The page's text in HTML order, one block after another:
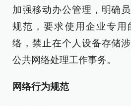
加强移动办公管理，明确
规范，要求使用企业专用
络，禁止在个人设备存储
公共网络处理工作事务。
网络行为规范